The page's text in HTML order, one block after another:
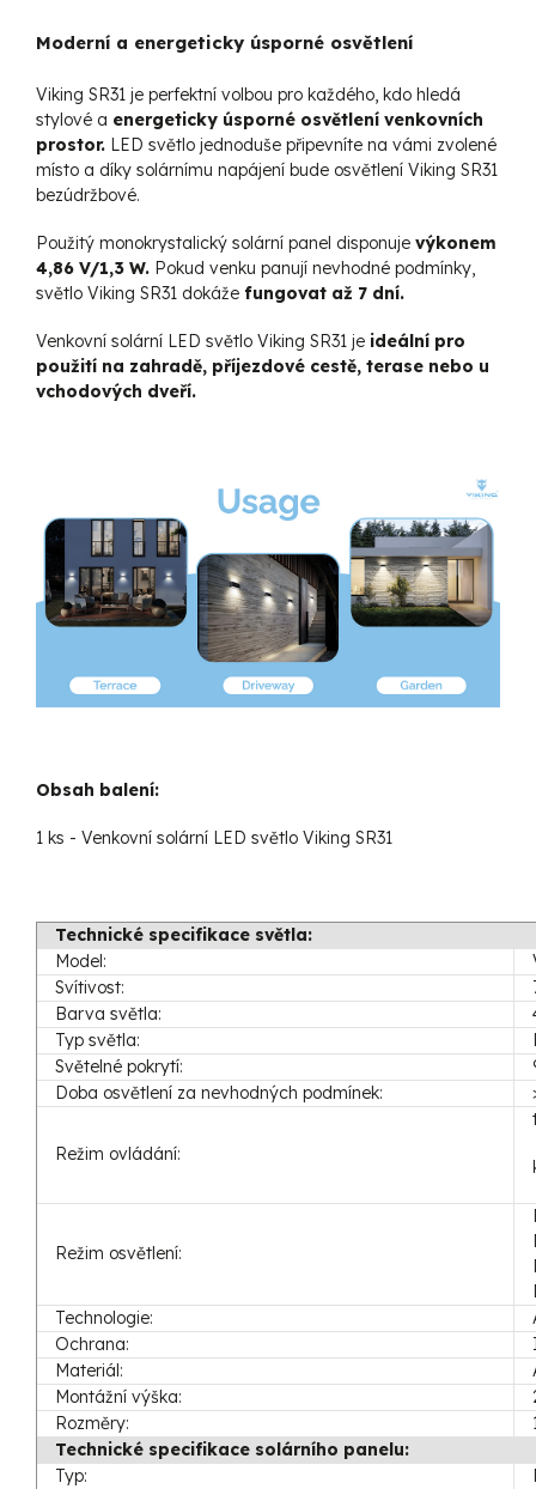
Moderní a energeticky úsporné osvětlení
Viking SR31 je perfektní volbou pro každého, kdo hledá
stylové a energeticky úsporné osvětlení venkovních
prostor. LED světlo jednoduše připevníte na vámi zvolené
místo a díky solárnímu napájení bude osvětlení Viking SR31
bezúdržbové.
Použitý monokrystalický solární panel disponuje výkonem
4,86 V/1,3 W. Pokud venku panují nevhodné podmínky,
světlo Viking SR31 dokáže fungovat až 7 dní.
Venkovní solární LED světlo Viking SR31 je ideální pro
použití na zahradě, příjezdové cestě, terase nebo u
vchodových dveří.
Obsah balení:
1 ks - Venkovní solární LED světlo Viking SR31
Technické specifikace světla:
Model:
Svítivost:
Barva světla:
Typ světla:
Světelné pokrytí:
Doba osvětlení za nevhodných podmínek:
Režim ovládání:
Režim osvětlení:
Technologie:
Ochrana:
Materiál:
Montážní výška:
Rozměry:
Technické specifikace solárního panelu:
Typ: